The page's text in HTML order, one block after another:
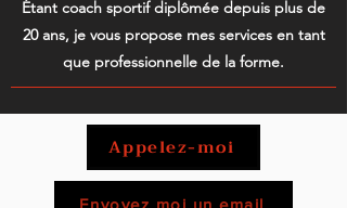
Étant coach sportif diplômée depuis plus de
20 ans, je vous propose mes services en tant
que professionnelle de la forme.
Appelez-moi
Envoyez moi un email